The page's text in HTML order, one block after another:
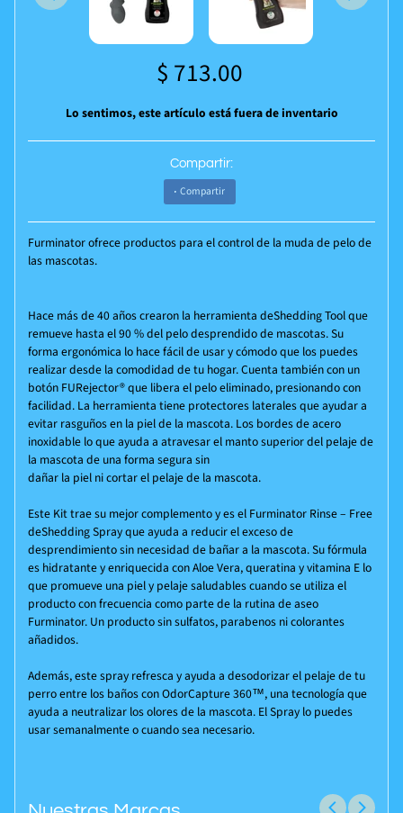
$ 713.00
Lo sentimos, este artículo está fuera de inventario
Compartir:
Compartir
Furminator ofrece productos para el control de la muda de pelo de
las mascotas.
Hace más de 40 años crearon la herramienta deShedding Tool que
remueve hasta el 90 % del pelo desprendido de mascotas. Su
forma ergonómica lo hace fácil de usar y cómodo que los puedes
realizar desde la comodidad de tu hogar. Cuenta también con un
botón FURejector® que libera el pelo eliminado, presionando con
facilidad. La herramienta tiene protectores laterales que ayudar a
evitar rasguños en la piel de la mascota. Los bordes de acero
inoxidable lo que ayuda a atravesar el manto superior del pelaje de
la mascota de una forma segura sin
dañar la piel ni cortar el pelaje de la mascota.
Este Kit trae su mejor complemento y es el Furminator Rinse – Free
deShedding Spray que ayuda a reducir el exceso de
desprendimiento sin necesidad de bañar a la mascota. Su fórmula
es hidratante y enriquecida con Aloe Vera, queratina y vitamina E lo
que promueve una piel y pelaje saludables cuando se utiliza el
producto con frecuencia como parte de la rutina de aseo
Furminator. Un producto sin sulfatos, parabenos ni colorantes
añadidos.
Además, este spray refresca y ayuda a desodorizar el pelaje de tu
perro entre los baños con OdorCapture 360™, una tecnología que
ayuda a neutralizar los olores de la mascota. El Spray lo puedes
usar semanalmente o cuando sea necesario.